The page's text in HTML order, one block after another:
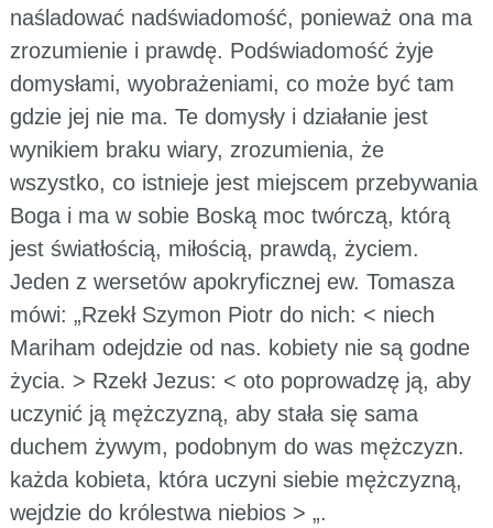
naśladować nadświadomość, ponieważ ona ma
zrozumienie i prawdę. Podświadomość żyje
domysłami, wyobrażeniami, co może być tam
gdzie jej nie ma. Te domysły i działanie jest
wynikiem braku wiary, zrozumienia, że
wszystko, co istnieje jest miejscem przebywania
Boga i ma w sobie Boską moc twórczą, którą
jest światłością, miłością, prawdą, życiem.
Jeden z wersetów apokryficznej ew. Tomasza
mówi: „Rzekł Szymon Piotr do nich: < niech
Mariham odejdzie od nas. kobiety nie są godne
życia. > Rzekł Jezus: < oto poprowadzę ją, aby
uczynić ją mężczyzną, aby stała się sama
duchem żywym, podobnym do was mężczyzn.
każda kobieta, która uczyni siebie mężczyzną,
wejdzie do królestwa niebios > „.